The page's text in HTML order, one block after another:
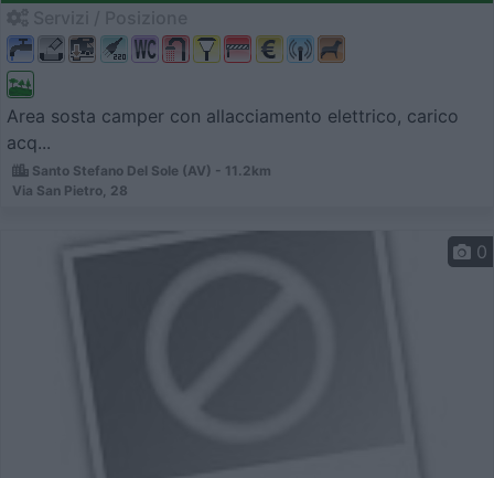
Area sosta camper con allacciamento elettrico, carico
acq...
Santo Stefano Del Sole (AV) - 11.2km
Via San Pietro, 28
0